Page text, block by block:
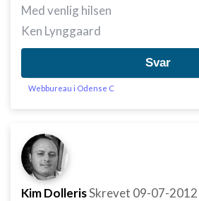
Med venlig hilsen
Ken Lynggaard
Svar
Webbureau i Odense C
Kim DollerisSkrevet 09-07-2012